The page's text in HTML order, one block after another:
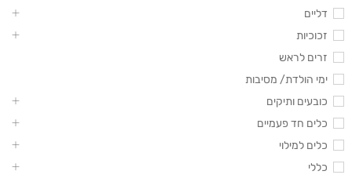
דליים
זכוכיות
זרים לראש
ימי הולדת/ מסיבות
כובעים ותיקים
כלים חד פעמיים
כלים למילוי
כללי